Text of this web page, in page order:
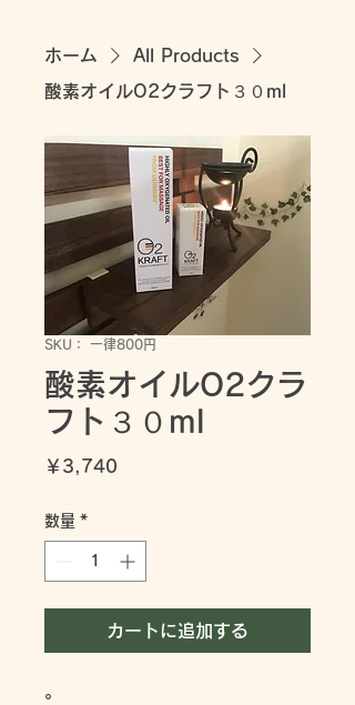
ホーム
All Products
酸素オイルO2クラフト３０ml
SKU： 一律800円
酸素オイルO2クラ
フト３０ml
￥3,740
数量 *
カートに追加する
。